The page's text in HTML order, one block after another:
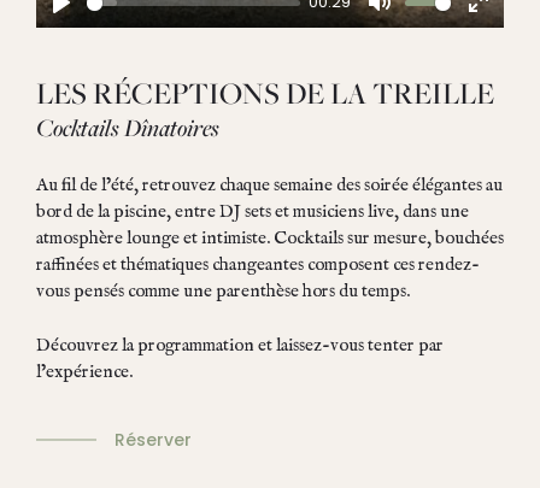
PLAY MUTE
LES RÉCEPTIONS DE LA TREILLE
Cocktails Dînatoires
Au fil de l’été, retrouvez chaque semaine des soirée élégantes au
bord de la piscine, entre DJ sets et musiciens live, dans une
atmosphère lounge et intimiste. Cocktails sur mesure, bouchées
raffinées et thématiques changeantes composent ces rendez-
vous pensés comme une parenthèse hors du temps.
Découvrez la programmation et laissez-vous tenter par
l’expérience.
Réserver